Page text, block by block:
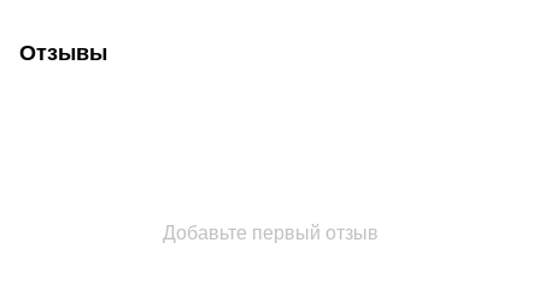
Отзывы
Добавьте первый отзыв